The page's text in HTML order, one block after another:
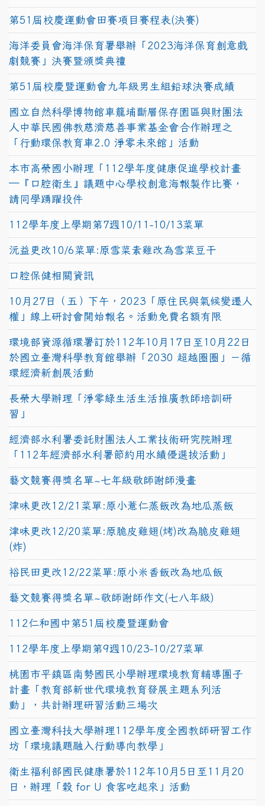
第51屆校慶運動會田賽項目賽程表(決賽)
海洋委員會海洋保育署舉辦「2023海洋保育創意戲
劇競賽」決賽暨頒獎典禮
第51屆校慶暨運動會九年級男生組鉛球決賽成績
國立自然科學博物館車籠埔斷層保存園區與財團法
人中華民國佛教慈濟慈善事業基金會合作辦理之
「行動環保教育車2.0 淨零未來館」活動
本市高榮國小辦理「112學年度健康促進學校計畫
─『口腔衛生』議題中心學校創意海報製作比賽，
請同學踴躍投件
112學年度上學期第7週10/11-10/13菜單
沅益更改10/6菜單:原雪菜素雞改為雪菜豆干
口腔保健相關資訊
10月27日（五）下午，2023「原住民與氣候變遷人
權」線上研討會開始報名。活動免費名額有限
環境部資源循環署訂於112年10月17日至10月22日
於國立臺灣科學教育館舉辦「2030 超越圈圈」－循
環經濟新創展活動
長榮大學辦理「淨零綠生活生活推廣教師培訓研
習」
經濟部水利署委託財團法人工業技術研究院辦理
「112年經濟部水利署節約用水績優選拔活動」
藝文競賽得獎名單~七年級敬師謝師漫畫
津味更改12/21菜單:原小薏仁蒸飯改為地瓜蒸飯
津味更改12/20菜單:原脆皮雞翅(烤)改為脆皮雞翅
(炸)
裕民田更改12/22菜單:原小米香飯改為地瓜飯
藝文競賽得獎名單~敬師謝師作文(七八年級)
112仁和國中第51屆校慶暨運動會
112學年度上學期第9週10/23-10/27菜單
桃園市平鎮區南勢國民小學辦理環境教育輔導團子
計畫「教育部新世代環境教育發展主題系列活
動」，共計辦理研習活動三場次
國立臺灣科技大學辦理112學年度全國教師研習工作
坊「環境議題融入行動導向教學」
衛生福利部國民健康署於112年10月5日至11月20
日，辦理「穀 for U 食客吃起來」活動